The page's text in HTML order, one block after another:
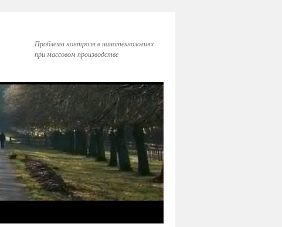
Проблема контроля в нанотехнологиях
при массовом производстве